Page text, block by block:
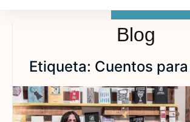
Blog
Etiqueta: Cuentos